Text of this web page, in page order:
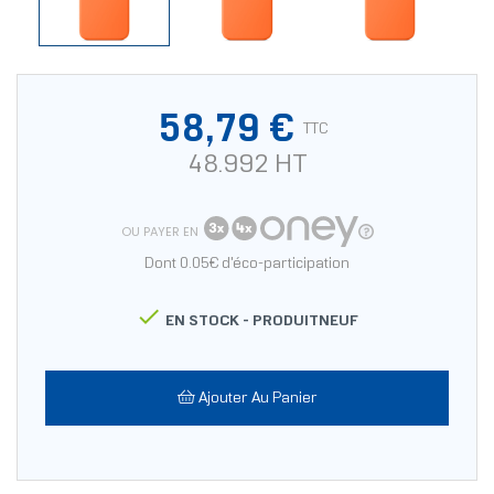
58,79 € TTC
48.992 HT
OU PAYER EN
Dont 0.05€ d'éco-participation
 EN STOCK - PRODUITNEUF
Ajouter Au Panier